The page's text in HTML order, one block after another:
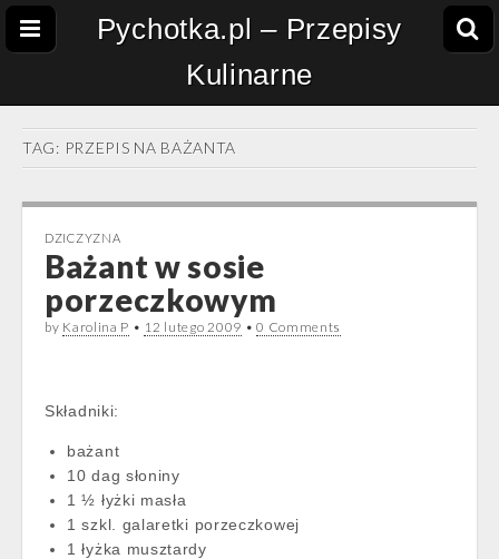
Pychotka.pl – Przepisy
Kulinarne
TAG: PRZEPIS NA BAŻANTA
DZICZYZNA
Bażant w sosie
porzeczkowym
by Karolina P • 12 lutego 2009 •0 Comments
Składniki:
bażant
10 dag słoniny
1 ½ łyżki masła
1 szkl. galaretki porzeczkowej
1 łyżka musztardy